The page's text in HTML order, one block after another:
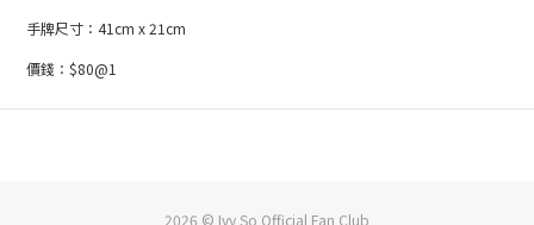
手牌尺寸：41cm x 21cm
價錢：$80@1
2026 © Ivy So Official Fan Club